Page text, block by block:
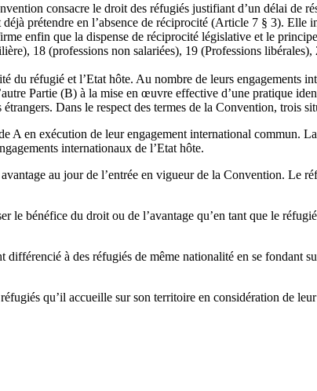
consacre le droit des réfugiés justifiant d’un délai de
prétendre en l’absence de réciprocité (Article 7 § 3). Elle
enfin que la dispense de réciprocité législative et le
18 (professions non salariées), 19 (Professions
du réfugié et l’Etat hôte. Au nombre de leurs engagements
Partie (B) à la mise en œuvre effective d’une pratique
Dans le respect des termes de la Convention, trois
en exécution de leur engagement international commun.
internationaux de l’Etat hôte.
au jour de l’entrée en vigueur de la Convention. Le
bénéfice du droit ou de l’avantage qu’en tant que le
à des réfugiés de même nationalité en se fondant
qu’il accueille sur son territoire en considération de